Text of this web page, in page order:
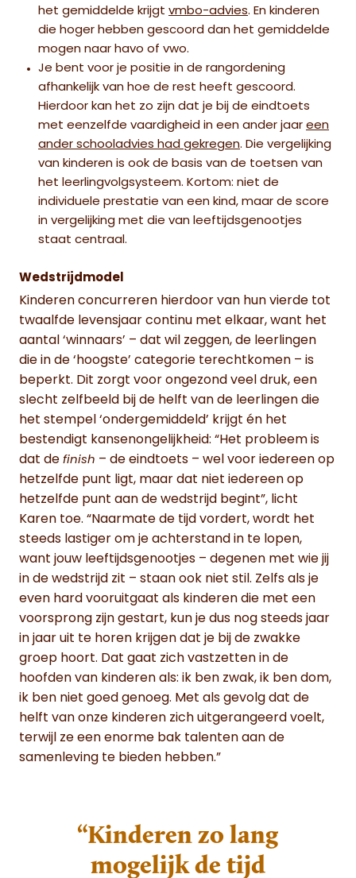
het gemiddelde krijgt vmbo-advies. En kinderen
die hoger hebben gescoord dan het gemiddelde
mogen naar havo of vwo.
Je bent voor je positie in de rangordening
afhankelijk van hoe de rest heeft gescoord.
Hierdoor kan het zo zijn dat je bij de eindtoets
met eenzelfde vaardigheid in een ander jaar een
ander schooladvies had gekregen. Die vergelijking
van kinderen is ook de basis van de toetsen van
het leerlingvolgsysteem. Kortom: niet de
individuele prestatie van een kind, maar de score
in vergelijking met die van leeftijdsgenootjes
staat centraal.
Wedstrijdmodel
Kinderen concurreren hierdoor van hun vierde tot
twaalfde levensjaar continu met elkaar, want het
aantal ‘winnaars’ – dat wil zeggen, de leerlingen
die in de ‘hoogste’ categorie terechtkomen – is
beperkt. Dit zorgt voor ongezond veel druk, een
slecht zelfbeeld bij de helft van de leerlingen die
het stempel ‘ondergemiddeld’ krijgt én het
bestendigt kansenongelijkheid: “Het probleem is
dat de finish – de eindtoets – wel voor iedereen op
hetzelfde punt ligt, maar dat niet iedereen op
hetzelfde punt aan de wedstrijd begint”, licht
Karen toe. “Naarmate de tijd vordert, wordt het
steeds lastiger om je achterstand in te lopen,
want jouw leeftijdsgenootjes – degenen met wie jij
in de wedstrijd zit – staan ook niet stil. Zelfs als je
even hard vooruitgaat als kinderen die met een
voorsprong zijn gestart, kun je dus nog steeds jaar
in jaar uit te horen krijgen dat je bij de zwakke
groep hoort. Dat gaat zich vastzetten in de
hoofden van kinderen als: ik ben zwak, ik ben dom,
ik ben niet goed genoeg. Met als gevolg dat de
helft van onze kinderen zich uitgerangeerd voelt,
terwijl ze een enorme bak talenten aan de
samenleving te bieden hebben.”
“Kinderen zo lang
mogelijk de tijd